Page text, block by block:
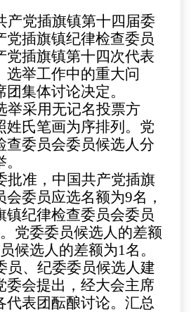
产党插旗镇第十四届委
党插旗镇纪律检查委员
党插旗镇第十四次代表
选举工作中的重大问
集体讨论决定。
举采用无记名投票方
姓氏笔画为序排列。党
查委员会委员候选人分
批准，中国共产党插旗
会委员应选名额为9名，
镇纪律检查委员会委员
党委委员候选人的差额
候选人的差额为1名。
员、纪委委员候选人建
委会提出，经大会主席
代表团酝酿讨论。汇总